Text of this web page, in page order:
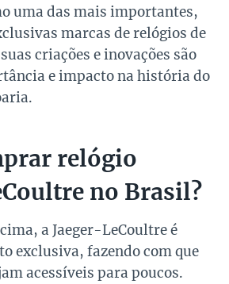
uma das mais importantes,
marcas de relógios de
criações e inovações são
e impacto na história do
relógio
no Brasil?
a Jaeger-LeCoultre é
exclusiva, fazendo com que
acessíveis para poucos.